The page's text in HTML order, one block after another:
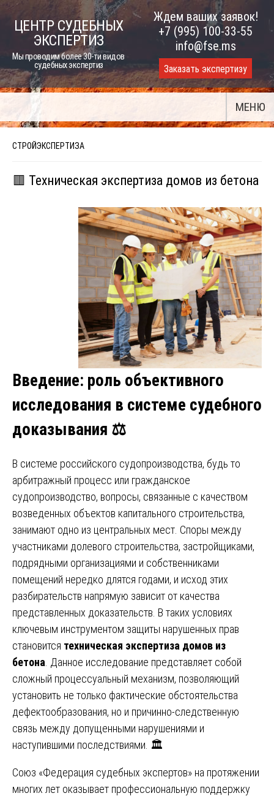
Skip
ЦЕНТР СУДЕБНЫХ
ЭКСПЕРТИЗ
Мы проводим более 30-ти видов
судебных экспертиз
Ждем ваших заявок!
+7 (995) 100-33-55
info@fse.ms
Заказать экспертизу
МЕНЮ
СТРОЙЭКСПЕРТИЗА
🟥 Техническая экспертиза домов из бетона
Введение: роль объективного
исследования в системе судебного
доказывания ⚖️
В системе российского судопроизводства, будь то
арбитражный процесс или гражданское
судопроизводство, вопросы, связанные с качеством
возведенных объектов капитального строительства,
занимают одно из центральных мест. Споры между
участниками долевого строительства, застройщиками,
подрядными организациями и собственниками
помещений нередко длятся годами, и исход этих
разбирательств напрямую зависит от качества
представленных доказательств. В таких условиях
ключевым инструментом защиты нарушенных прав
становится техническая экспертиза домов из
бетона. Данное исследование представляет собой
сложный процессуальный механизм, позволяющий
установить не только фактические обстоятельства
дефектообразования, но и причинно-следственную
связь между допущенными нарушениями и
наступившими последствиями. 🏛️
Союз «Федерация судебных экспертов» на протяжении
многих лет оказывает профессиональную поддержку